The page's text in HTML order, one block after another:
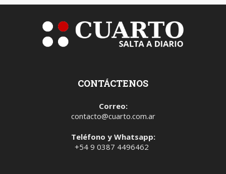
CONTÁCTENOS
Correo:
contacto@cuarto.com.ar
Teléfono y Whatsapp:
+54 9 0387 4496462